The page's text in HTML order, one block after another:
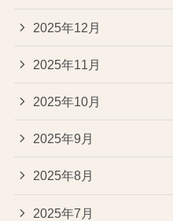
2025年12月
2025年11月
2025年10月
2025年9月
2025年8月
2025年7月